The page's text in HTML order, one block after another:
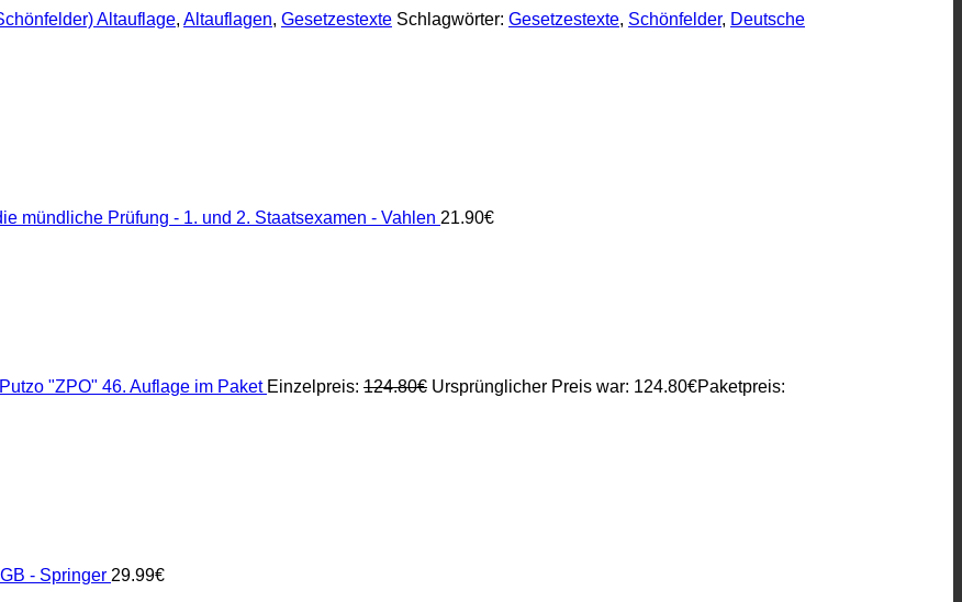
Altauflage, Altauflagen, Gesetzestexte Schlagwörter: Gesetzestexte, Schönfelder, Deutsche
mündliche Prüfung - 1. und 2. Staatsexamen - Vahlen 21.90€
"ZPO" 46. Auflage im Paket Einzelpreis: 124.80€ Ursprünglicher Preis war: 124.80€Paketpreis:
- Springer 29.99€